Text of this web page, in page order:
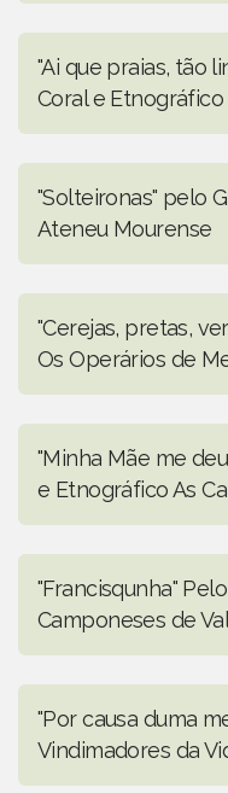
"Ai que praias, tão
Coral e
"Solteironas" pelo
Ateneu Mourense
"Cerejas, pretas,
Os Operários de
"Minha Mãe me
e Etnográfico As
"Francisqunha"
Camponeses de
"Por causa duma
Vindimadores da